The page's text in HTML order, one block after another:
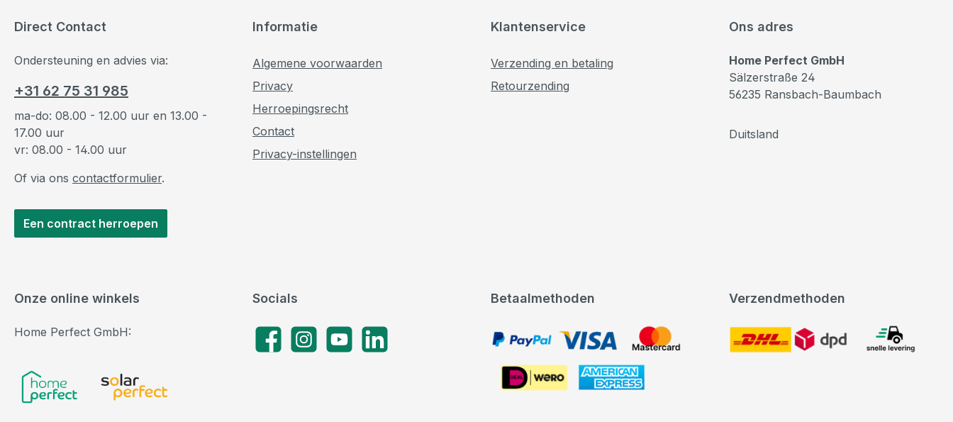
Direct Contact
Ondersteuning en advies via:
+31 62 75 31 985
ma-do: 08.00 - 12.00 uur en 13.00 -
17.00 uur
vr: 08.00 - 14.00 uur
Of via ons contactformulier.
Een contract herroepen
Informatie
Algemene voorwaarden
Privacy
Herroepingsrecht
Contact
Privacy-instellingen
Klantenservice
Verzending en betaling
Retourzending
Betaalmethoden
PayPal, VISA, Mastercard
Verzendmethoden
Ons adres
Home Perfect GmbH
Sälzerstraße 24
56235 Ransbach-Baumbach
Duitsland
Socials
FacebookInstagramYouTubeLinkedIn
Onze online winkels
Home Perfect GmbH: